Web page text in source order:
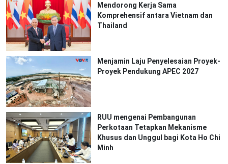
Mendorong Kerja Sama
Komprehensif antara Vietnam dan
Thailand
Menjamin Laju Penyelesaian Proyek-
Proyek Pendukung APEC 2027
RUU mengenai Pembangunan
Perkotaan Tetapkan Mekanisme
Khusus dan Unggul bagi Kota Ho Chi
Minh